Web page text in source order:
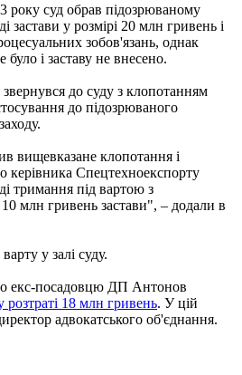
року суд обрав підозрюваному
застави у розмірі 20 млн гривень і
зобов'язань, однак
і заставу не внесено.
до суду з клопотанням
до підозрюваного
вищевказане клопотання і
керівника Спецтехноекспорту
тримання під вартою з
млн гривень застави", – додали в
у залі суду.
екс-посадовцю ДП Антонов
розтраті 18 млн гривень. У цій
адвокатського об'єднання.